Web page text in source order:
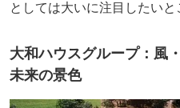
としては大いに注目したいと
大和ハウスグループ：風
未来の景色